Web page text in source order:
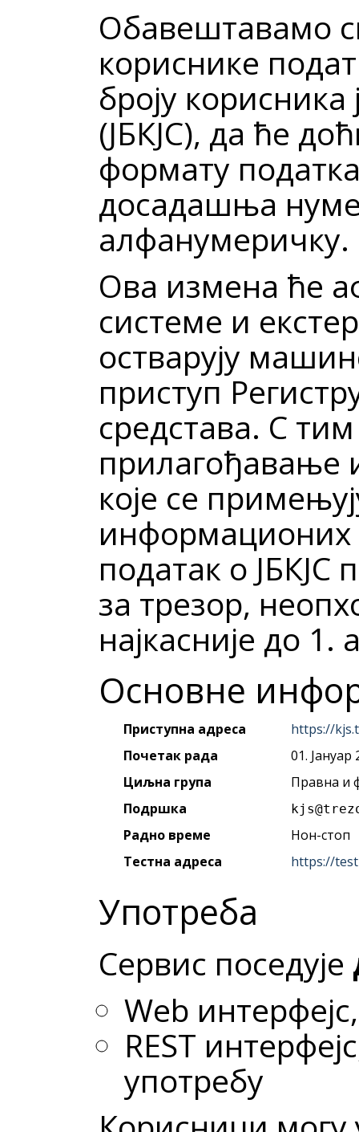
Обавештавамо
кориснике
броју корисника
(ЈБКЈС), да ће
формату
досадашња
алфанумеричку.
Ова измена ће
системе и
остварују
приступ
средстава. С
прилагођавање
које се
информационих
податак о ЈБКЈС
за трезор,
најкасније до
Основне
Приступна адреса
https://
Почетак рада
01. Јануар
Циљна група
Правна и
Подршка
Радно време
Нон-стоп
Тестна адреса
https://
Употреба
Сервис поседује
Web
REST
употребу